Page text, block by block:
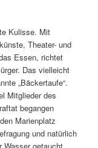
Kulisse. Mit
Theater- und
Essen, richtet
Das vielleicht
„Bäckertaufe“.
Mitglieder des
begangen
Marienplatz
und natürlich
Wasser getaucht.